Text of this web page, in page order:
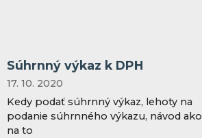
Súhrnný výkaz k DPH
17. 10. 2020
Kedy podať súhrnný výkaz, lehoty na
podanie súhrnného výkazu, návod ako
na to